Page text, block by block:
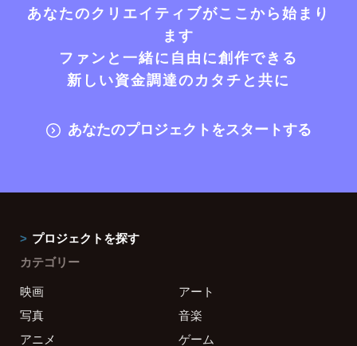
あなたのクリエイティブがここから始まり
ます
ファンと一緒に自由に創作できる
新しい資金調達のカタチと共に
あなたのプロジェクトをスタートする
プロジェクトを探す
カテゴリー
映画
アート
写真
音楽
アニメ
ゲーム